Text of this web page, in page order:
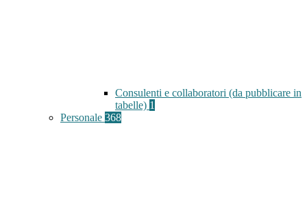
Consulenti e collaboratori (da pubblicare in
tabelle) 1
Personale 368